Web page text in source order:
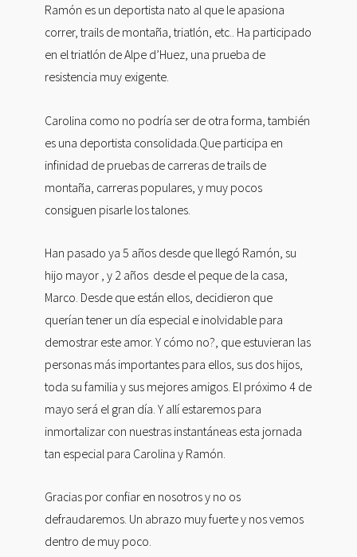
Ramón es un deportista nato al que le apasiona
correr, trails de montaña, triatlón, etc.. Ha participado
en el triatlón de Alpe d’Huez, una prueba de
resistencia muy exigente.
Carolina como no podría ser de otra forma, también
es una deportista consolidada.Que participa en
infinidad de pruebas de carreras de trails de
montaña, carreras populares, y muy pocos
consiguen pisarle los talones.
Han pasado ya 5 años desde que llegó Ramón, su
hijo mayor , y 2 años desde el peque de la casa,
Marco. Desde que están ellos, decidieron que
querían tener un día especial e inolvidable para
demostrar este amor. Y cómo no?, que estuvieran las
personas más importantes para ellos, sus dos hijos,
toda su familia y sus mejores amigos. El próximo 4 de
mayo será el gran día. Y allí estaremos para
inmortalizar con nuestras instantáneas esta jornada
tan especial para Carolina y Ramón.
Gracias por confiar en nosotros y no os
defraudaremos. Un abrazo muy fuerte y nos vemos
dentro de muy poco.